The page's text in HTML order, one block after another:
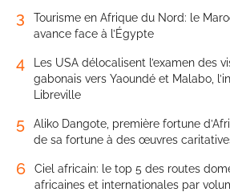
3
Tourisme en Afrique du Nord: le
avance face à l’Égypte
4
Les USA délocalisent l’examen des
gabonais vers Yaoundé et Malabo,
Libreville
5
Aliko Dangote, première fortune
de sa fortune à des œuvres
6
Ciel africain: le top 5 des routes
africaines et internationales par